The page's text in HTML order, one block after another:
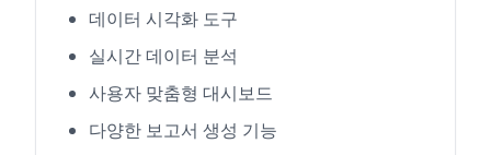
데이터 시각화 도구
실시간 데이터 분석
사용자 맞춤형 대시보드
다양한 보고서 생성 기능